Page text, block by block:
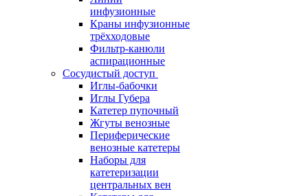
инфузионные
Краны инфузионные
трёхходовые
Фильтр-канюли
аспирационные
Сосудистый доступ
Иглы-бабочки
Иглы Губера
Катетер пупочный
Жгуты венозные
Периферические
венозные катетеры
Наборы для
катетеризации
центральных вен